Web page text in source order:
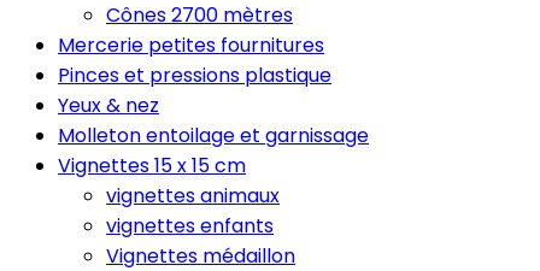
Cônes 2700 mètres
Mercerie petites fournitures
Pinces et pressions plastique
Yeux & nez
Molleton entoilage et garnissage
Vignettes 15 x 15 cm
vignettes animaux
vignettes enfants
Vignettes médaillon